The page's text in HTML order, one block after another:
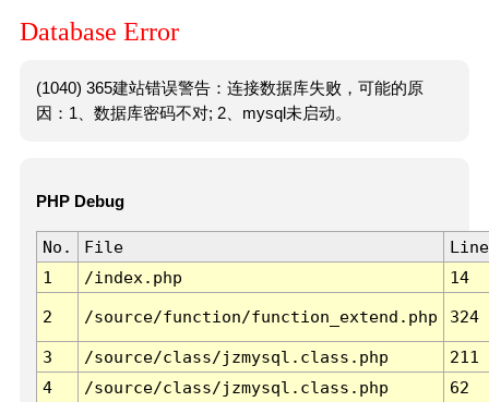
Database Error
(1040) 365建站错误警告：连接数据库失败，可能的原
因：1、数据库密码不对; 2、mysql未启动。
PHP Debug
No. File
Line
1
/index.php 14
2 /source/function/function_extend.php 324
3 /source/class/jzmysql.class.php
211
4
/source/class/jzmysql.class.php
62